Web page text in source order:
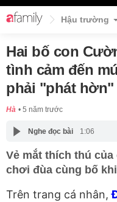
Hậu trường
Hai bố con
tình cảm đến
phải "phát hờn"
Hà 5 năm trước
Nghe đọc bài 1:06
Vẻ mắt thích thú
chơi đùa cùng bố
Trên trang cá nhân,